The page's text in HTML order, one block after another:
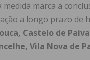
medida marca a
a longo prazo de
Castelo de
Vila Nova de